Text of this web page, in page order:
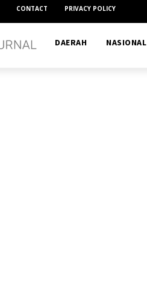
CONTACT PRIVACY POLICY
DAERAH NASIONAL